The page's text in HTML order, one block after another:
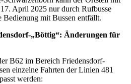
April 2025 nur durch Rufbusse
Bedienung mit Bussen entfällt.
„Böttig“: Änderungen für
B62 im Bereich Friedensdorf-
einzelne Fahrten der Linien 481
werden: